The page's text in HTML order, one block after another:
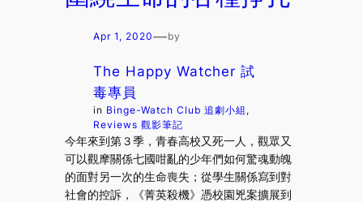
Apr 1, 2020—by
The Happy Watcher 試
毒專員
in Binge-Watch Club 追劇小組
Reviews 觀影筆記
今年來到第３季，青春高校又死一人，觀眾又
可以觀摩關係七國咁亂的少年們如何驚魂動魄
的面對另一次的生命喪失；從學生關係寫到對
社會的控訴，《菁英殺機》憑校園兇案擴展到